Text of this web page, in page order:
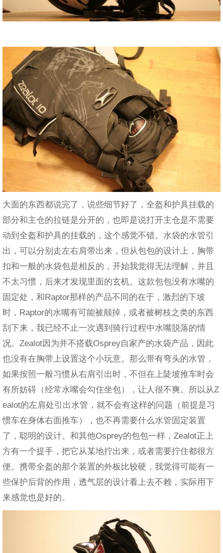
大面的东西都说完了，说些细节好了，全盔和护具挂载的
部分和主仓的拉链是分开的，也即是说打开主仓是不需要
动到全盔和护具的挂载的，这个感觉不错。水袋的水管引
出，可以分别走左右肩带出来，但从包包的设计上，胸带
扣和一般的水袋包是相反的，开始我觉得无法理解，并且
不太习惯，后来才发现里面的玄机。这款包包没有水嘴的
固定处，和Raptor那样的产品不同的在于，激烈的下坡
时，Raptor的水嘴有可能被颠掉，或者被树枝之类的东西
刮下来，我已经不止一次遇到骑行过程中水嘴脱落的情
况。Zealot因为并不搭载Osprey自家产的水袋产品，因此
也没有在胸带上设置这个小玩意。那么带有弯头的水管，
如果按照一般习惯从右肩引出时，不但在上陡坡推车时会
有所妨碍（经常水嘴会勾住坐包），让人很不爽。所以从Z
ealot的左肩处引出水管，就不会有这样的问题（前提是习
惯车在身体右面推车），也不再需要什么水管固定装置
了，聪明的设计。和其他Osprey的包包一样，Zealot正上
方有一个提手，把它从某地拧出来，或者需要拧住都很方
便。携带全盔的那个装置的外板比较硬，我觉得可能有一
些保护后背的作用，透气层的设计看上去不赖，实际用下
来感觉也是好的。